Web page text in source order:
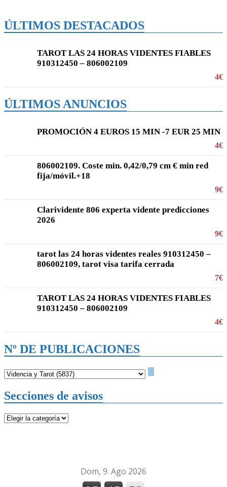
ÚLTIMOS DESTACADOS
TAROT LAS 24 HORAS VIDENTES FIABLES
910312450 – 806002109
4€
ÚLTIMOS ANUNCIOS
PROMOCIÓN 4 EUROS 15 MIN -7 EUR 25 MIN
4€
806002109. Coste min. 0,42/0,79 cm € min red
fija/móvil.+18
9€
Clarividente 806 experta vidente predicciones
2026
9€
tarot las 24 horas videntes reales 910312450 –
806002109, tarot visa tarifa cerrada
7€
TAROT LAS 24 HORAS VIDENTES FIABLES
910312450 – 806002109
4€
Nº DE PUBLICACIONES
Secciones de avisos
Secciones